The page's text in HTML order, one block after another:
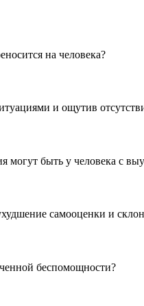
на человека?
и ощутив
могут быть у человека с
самооценки и
беспомощности?